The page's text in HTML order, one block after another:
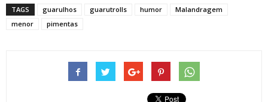
TAGS guarulhos guarutrolls humor
Malandragem
menor
pimentas